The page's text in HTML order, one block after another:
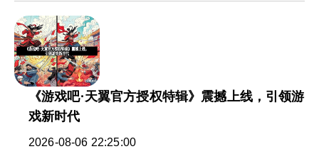
《游戏吧·天翼官方授权特辑》震撼上线，引领游
戏新时代
2026-08-06 22:25:00